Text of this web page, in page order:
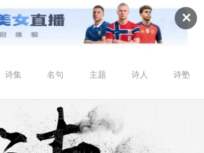
✕
诗集 名句 主题 诗人 诗塾